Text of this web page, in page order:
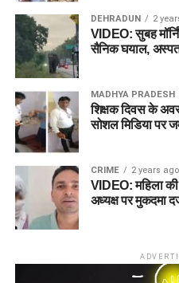
DEHRADUN 2
VIDEO: सुबह
सैनिक घयाल,
MADHYA PRADESH
शिक्षक दिवस के
सोशल मिडिया पर
CRIME 2 years ago
VIDEO: महिला
अध्यक्ष पर मुकदमा